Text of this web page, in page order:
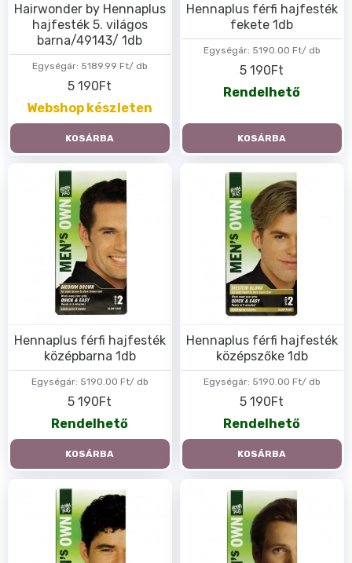
Egységár: 5189.99 Ft/ db
Hairwonder by Hennaplus
hajfesték 5. világos
barna/49143/ 1db
5 190Ft
Webshop készleten
KOSÁRBA
Egységár: 5190.00 Ft/ db
Hennaplus férfi hajfesték
fekete 1db
5 190Ft
Rendelhető
KOSÁRBA
Egységár: 5190.00 Ft/ db
Hennaplus férfi hajfesték
középbarna 1db
5 190Ft
Rendelhető
KOSÁRBA
Egységár: 5190.00 Ft/ db
Hennaplus férfi hajfesték
középszőke 1db
5 190Ft
Rendelhető
KOSÁRBA